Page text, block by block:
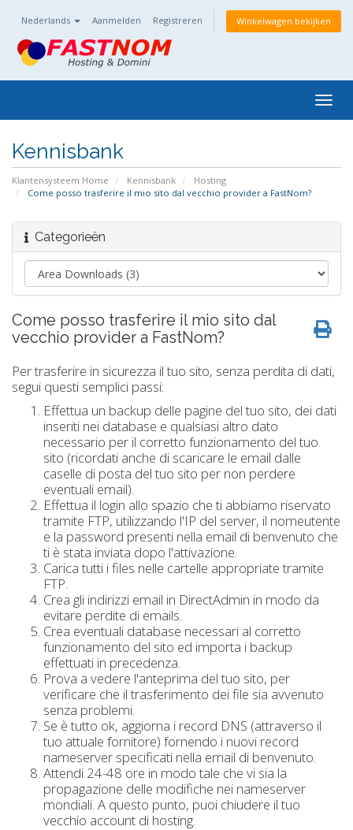
Nederlands Aanmelden Registreren Winkelwagen bekijken
Kennisbank
Klantensysteem Home Kennisbank
Hosting
Come posso trasferire il mio sito dal vecchio provider a FastNom?
Categorieën
Come posso trasferire il mio sito dal
vecchio provider a FastNom?
Per trasferire in sicurezza il tuo sito, senza perdita di dati,
segui questi semplici passi:
Effettua un backup delle pagine del tuo sito, dei dati
inseriti nei database e qualsiasi altro dato
necessario per il corretto funzionamento del tuo
sito (ricordati anche di scaricare le email dalle
caselle di posta del tuo sito per non perdere
eventuali email).
Effettua il login allo spazio che ti abbiamo riservato
tramite FTP, utilizzando l'IP del server, il nomeutente
e la password presenti nella email di benvenuto che
ti è stata inviata dopo l'attivazione.
Carica tutti i files nelle cartelle appropriate tramite
FTP.
Crea gli indirizzi email in DirectAdmin in modo da
evitare perdite di emails.
Crea eventuali database necessari al corretto
funzionamento del sito ed importa i backup
effettuati in precedenza.
Prova a vedere l'anteprima del tuo sito, per
verificare che il trasferimento dei file sia avvenuto
senza problemi.
Se è tutto ok, aggiorna i record DNS (attraverso il
tuo attuale fornitore) fornendo i nuovi record
nameserver specificati nella email di benvenuto.
Attendi 24-48 ore in modo tale che vi sia la
propagazione delle modifiche nei nameserver
mondiali. A questo punto, puoi chiudere il tuo
vecchio account di hosting.